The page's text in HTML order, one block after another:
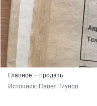
Главное — продать
Источник: Павел Тиунов